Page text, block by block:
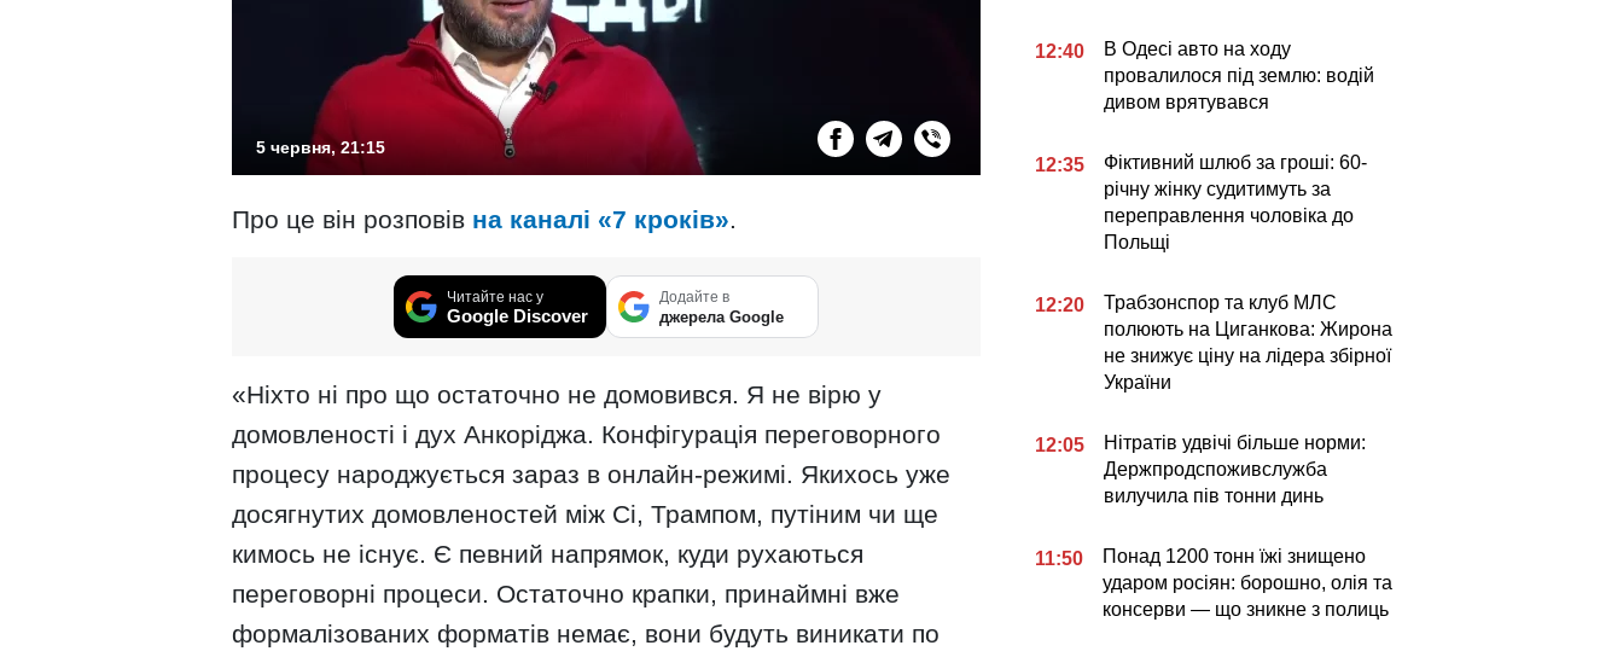
5 червня, 21:15
Про це він розповів на каналі «7 кроків».
Читайте нас у
Google Discover
Додайте в
джерела Google
«Ніхто ні про що остаточно не домовився. Я не вірю у
домовленості і дух Анкоріджа. Конфігурація переговорного
процесу народжується зараз в онлайн-режимі. Якихось уже
досягнутих домовленостей між Сі, Трампом, путіним чи ще
кимось не існує. Є певний напрямок, куди рухаються
переговорні процеси. Остаточно крапки, принаймні вже
формалізованих форматів немає, вони будуть виникати по
12:40
В Одесі авто на ходу
провалилося під землю: водій
дивом врятувався
12:35
Фіктивний шлюб за гроші: 60-
річну жінку судитимуть за
переправлення чоловіка до
Польщі
12:20
Трабзонспор та клуб МЛС
полюють на Циганкова: Жирона
не знижує ціну на лідера збірної
України
12:05
Нітратів удвічі більше норми:
Держпродспоживслужба
вилучила пів тонни динь
11:50
Понад 1200 тонн їжі знищено
ударом росіян: борошно, олія та
консерви — що зникне з полиць